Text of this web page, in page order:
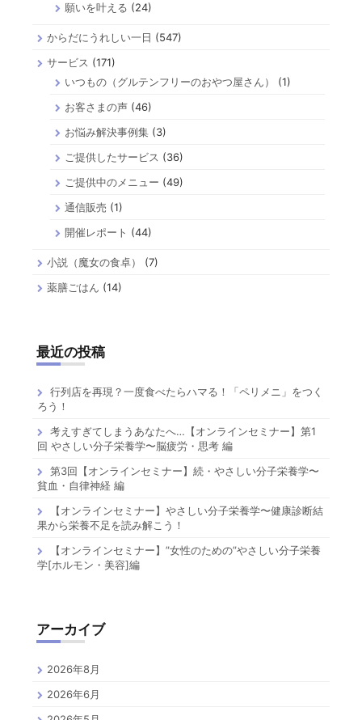
願いを叶える (24)
からだにうれしい一日 (547)
サービス (171)
いつもの（グルテンフリーのおやつ屋さん）
(1)
お客さまの声 (46)
お悩み解決事例集 (3)
ご提供したサービス (36)
ご提供中のメニュー (49)
通信販売 (1)
開催レポート (44)
小説（魔女の食卓）
(7)
薬膳ごはん (14)
最近の投稿
行列店を再現？一度食べたらハマる！「ペリメニ」をつく
ろう！
考えすぎてしまうあなたへ…【オンラインセミナー】第1
回 やさしい分子栄養学〜脳疲労・思考 編
第3回【オンラインセミナー】続・やさしい分子栄養学〜
貧血・自律神経 編
【オンラインセミナー】やさしい分子栄養学〜健康診断結
果から栄養不足を読み解こう！
【オンラインセミナー】”女性のための”やさしい分子栄養
学[ホルモン・美容]編
アーカイブ
2026年8月
2026年6月